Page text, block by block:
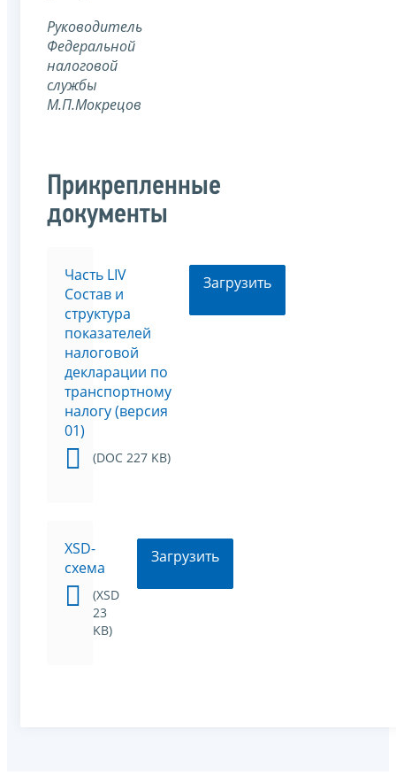
Руководитель
Федеральной
налоговой
службы
М.П.Мокрецов
Прикрепленные
документы
Часть LIV
Состав и
структура
показателей
налоговой
декларации по
транспортному
налогу (версия
01)
(DOC 227 KB)
Загрузить
XSD-
схема
(XSD
23
KB)
Загрузить